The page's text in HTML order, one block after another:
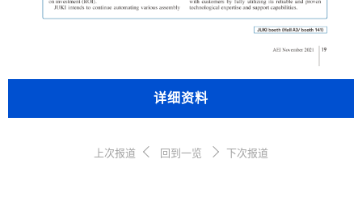
详细资料
上次报道 回到一览 下次报道